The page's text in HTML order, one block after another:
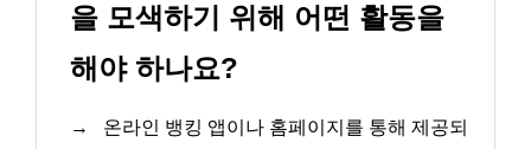
을 모색하기 위해 어떤 활동을
해야 하나요?
→
온라인 뱅킹 앱이나 홈페이지를 통해 제공되